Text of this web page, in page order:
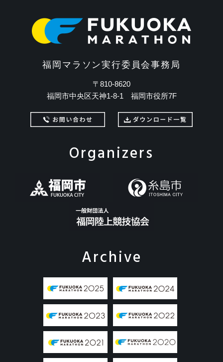
福岡マラソン実行委員会事務局
〒810-8620
福岡市中央区天神1-8-1 福岡市役所7F
Organizers
Archive